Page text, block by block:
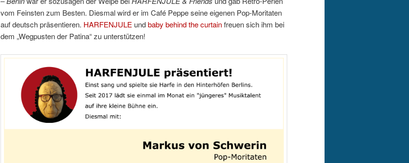
vom Feinsten zum Besten. Diesmal wird er im Café Peppe seine eigenen Pop-Moritaten
auf deutsch präsentieren. HARFENJULE undbaby behind the curtainfreuen sich ihm bei
dem „Wegpusten der Patina“ zu unterstützen!